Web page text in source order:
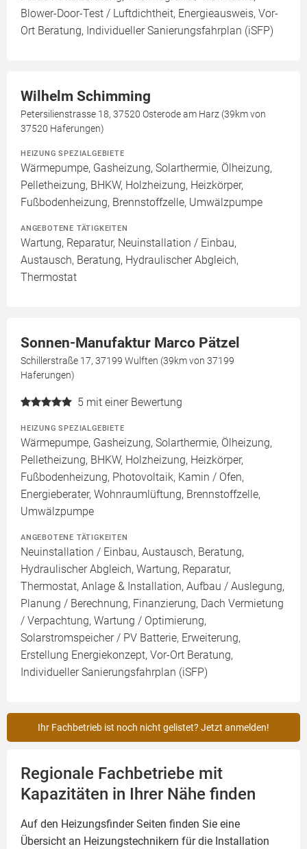
Blower-Door-Test / Luftdichtheit, Energieausweis, Vor-
Ort Beratung, Individueller Sanierungsfahrplan (iSFP)
Wilhelm Schimming
Petersilienstrasse 18, 37520 Osterode am Harz (39km von
37520 Haferungen)
HEIZUNG SPEZIALGEBIETE
Wärmepumpe, Gasheizung, Solarthermie, Ölheizung,
Pelletheizung, BHKW, Holzheizung, Heizkörper,
Fußbodenheizung, Brennstoffzelle, Umwälzpumpe
ANGEBOTENE TÄTIGKEITEN
Wartung, Reparatur, Neuinstallation / Einbau,
Austausch, Beratung, Hydraulischer Abgleich,
Thermostat
Sonnen-Manufaktur Marco Pätzel
Schillerstraße 17, 37199 Wulften (39km von 37199
Haferungen)
5 mit einer Bewertung
HEIZUNG SPEZIALGEBIETE
Wärmepumpe, Gasheizung, Solarthermie, Ölheizung,
Pelletheizung, BHKW, Holzheizung, Heizkörper,
Fußbodenheizung, Photovoltaik, Kamin / Ofen,
Energieberater, Wohnraumlüftung, Brennstoffzelle,
Umwälzpumpe
ANGEBOTENE TÄTIGKEITEN
Neuinstallation / Einbau, Austausch, Beratung,
Hydraulischer Abgleich, Wartung, Reparatur,
Thermostat, Anlage & Installation, Aufbau / Auslegung,
Planung / Berechnung, Finanzierung, Dach Vermietung
/ Verpachtung, Wartung / Optimierung,
Solarstromspeicher / PV Batterie, Erweiterung,
Erstellung Energiekonzept, Vor-Ort Beratung,
Individueller Sanierungsfahrplan (iSFP)
Ihr Fachbetrieb ist noch nicht gelistet? Jetzt anmelden!
Regionale Fachbetriebe mit
Kapazitäten in Ihrer Nähe finden
Auf den Heizungsfinder Seiten finden Sie eine
Übersicht an Heizungstechnikern für die Installation